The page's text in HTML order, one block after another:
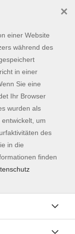
einer Website
während des
in einer
Sie eine
Ihr Browser
wurden als
um
des
in die
finden
×